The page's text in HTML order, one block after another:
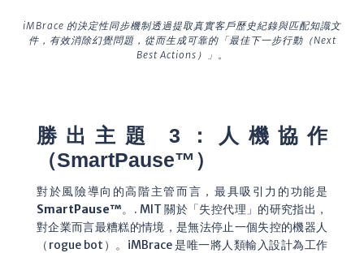
iMBrace 的決定性同步機制透過提取真實客戶歷史紀錄與匹配知識文
件，有效消除幻覺問題，從而生成可靠的「最佳下一步行動（Next
Best Actions）」。
勝出主題 3：人機協作
（SmartPause™）
對於風險導向的高階主管而言，最具吸引力的功能是
SmartPause™。 . MIT 關於「失控代理」的研究指出，
對企業而言最糟糕的情境，是無法停止一個失控的機器人
（rogue bot）。iMBrace 是唯一將人類輸入設計為工作